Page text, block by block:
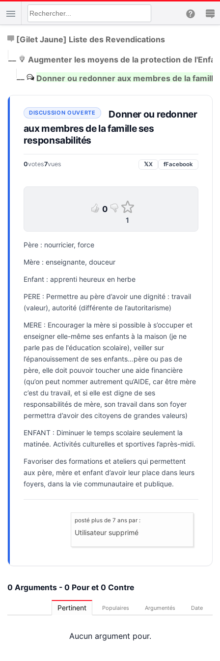
[Gilet Jaune] Liste des Revendications
__
Augmenter les moyens de la protection de
__ Donner ou redonner aux membres de la
Donner ou redonner
aux membres de la famille ses
responsabilités
0votes7vues 𝕏X fFacebook
0
1
Père : nourricier, force
Mère : enseignante, douceur
Enfant : apprenti heureux en herbe
PERE : Permettre au père d’avoir une dignité : travail
(valeur), autorité (différente de l’autoritarisme)
MERE : Encourager la mère si possible à s’occuper et
enseigner elle-même ses enfants à la maison (je ne
parle pas de l'éducation scolaire), veiller sur
l’épanouissement de ses enfants…père ou pas de
père, elle doit pouvoir toucher une aide financière
(qu’on peut nommer autrement qu’AIDE, car être mère
c’est du travail, et si elle est digne de ses
responsabilités de mère, son travail dans son foyer
permettra d’avoir des citoyens de grandes valeurs)
ENFANT : Diminuer le temps scolaire seulement la
matinée. Activités culturelles et sportives l’après-midi.
Favoriser des formations et ateliers qui permettent
aux père, mère et enfant d’avoir leur place dans leurs
foyers, dans la vie communautaire et publique.
posté plus de 7 ans par :
Utilisateur supprimé
0 Arguments - 0 Pour et 0 Contre
Pertinent Populaires Argumentés Date
Aucun argument pour.